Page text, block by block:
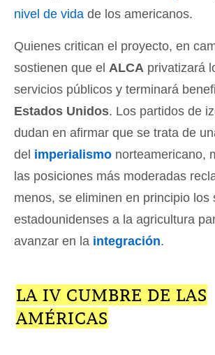
nivel de vida de los americanos.
Quienes critican el proyecto, en
sostienen que el ALCA privatizará
servicios públicos y terminará
Estados Unidos. Los partidos de
dudan en afirmar que se trata de
del imperialismo norteamericano,
las posiciones más moderadas
menos, se eliminen en principio los
estadounidenses a la agricultura
avanzar en la integración.
LA IV CUMBRE DE LAS
AMÉRICAS